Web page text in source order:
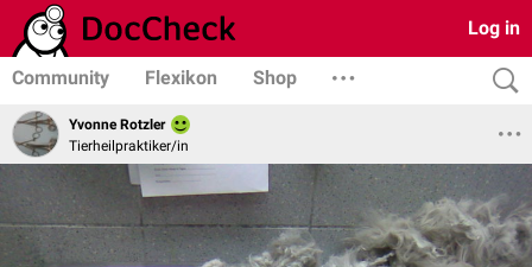
Log in
Community Flexikon Shop
Yvonne Rotzler
Tierheilpraktiker/in